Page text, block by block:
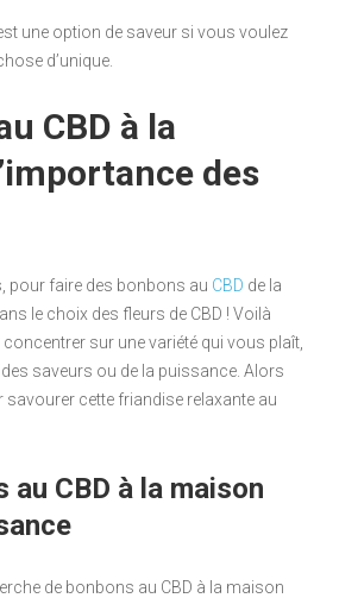
est une option de saveur si vous voulez
d’unique.
CBD à la
des
pour faire des bonbons au CBD de la
le choix des fleurs de CBD ! Voilà
sur une variété qui vous plaît,
saveurs ou de la puissance. Alors
savourer cette friandise relaxante au
au CBD à la maison
de bonbons au CBD à la maison